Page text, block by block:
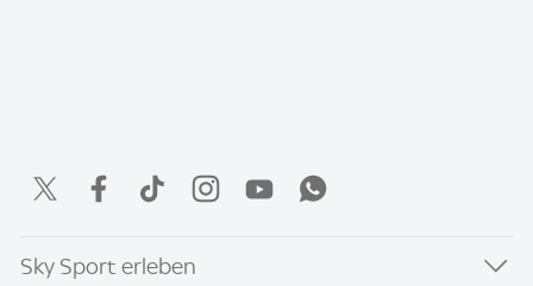
Sky Sport erleben